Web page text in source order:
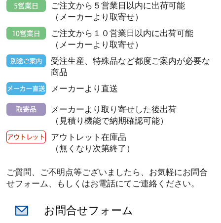
ご注文から５営業日以内に出荷可能
（メーカーより取寄せ）
ご注文から１０営業日以内に出荷可能
（メーカーより取寄せ）
受注生産、特殊品など都度ご案内が必要な
商品
メーカーより直送
メーカーより取り寄せした後出荷
（見積り機能で納期確認可能）
アウトレット在庫品
（無くなり次第終了）
ご質問、ご不明点等ございましたら、お気軽にお問合
せフォーム、もしくはお電話にてご連絡ください。
お問合せフォーム